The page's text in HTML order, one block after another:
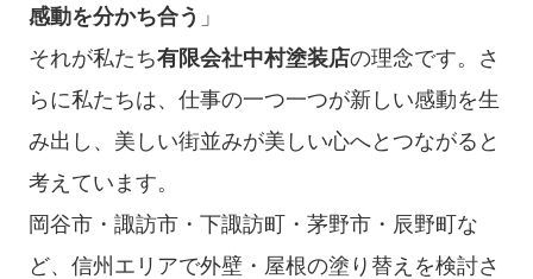
感動を分かち合う 」
それが私たち有限会社中村塗装店の理念です。さ
らに私たちは、仕事の一つ一つが新しい感動を生
み出し、美しい街並みが美しい心へとつながると
考えています。
岡谷市・諏訪市・下諏訪町・茅野市・辰野町な
ど、信州エリアで外壁・屋根の塗り替えを検討さ